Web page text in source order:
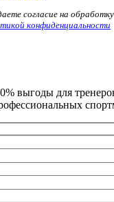
согласие на
конфиденциальности
выгоды для